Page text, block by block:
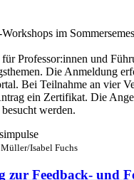
im
Professor:innen und
Die Anmeldung
Bei Teilnahme an vier
ein Zertifikat. Die
werden.
Isabel Fuchs
zur Feedback- und